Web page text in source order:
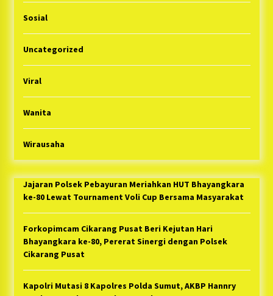
Sosial
Uncategorized
Viral
Wanita
Wirausaha
Jajaran Polsek Pebayuran Meriahkan HUT Bhayangkara
ke-80 Lewat Tournament Voli Cup Bersama Masyarakat
Forkopimcam Cikarang Pusat Beri Kejutan Hari
Bhayangkara ke-80, Pererat Sinergi dengan Polsek
Cikarang Pusat
Kapolri Mutasi 8 Kapolres Polda Sumut, AKBP Hannry